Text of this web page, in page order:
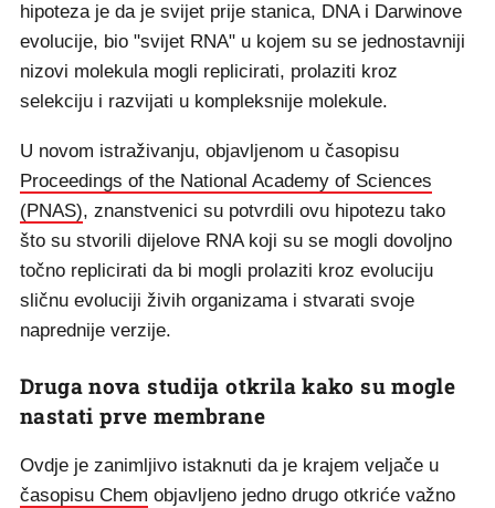
hipoteza je da je svijet prije stanica, DNA i Darwinove
evolucije, bio "svijet RNA" u kojem su se jednostavniji
nizovi molekula mogli replicirati, prolaziti kroz
selekciju i razvijati u kompleksnije molekule.
U novom istraživanju, objavljenom u časopisu
Proceedings of the National Academy of Sciences
(PNAS), znanstvenici su potvrdili ovu hipotezu tako
što su stvorili dijelove RNA koji su se mogli dovoljno
točno replicirati da bi mogli prolaziti kroz evoluciju
sličnu evoluciji živih organizama i stvarati svoje
naprednije verzije.
Druga nova studija otkrila kako su mogle
nastati prve membrane
Ovdje je zanimljivo istaknuti da je krajem veljače u
časopisu Chem objavljeno jedno drugo otkriće važno